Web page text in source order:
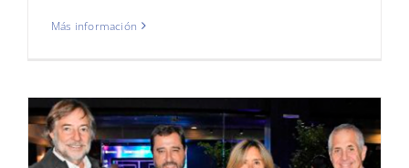
Más información